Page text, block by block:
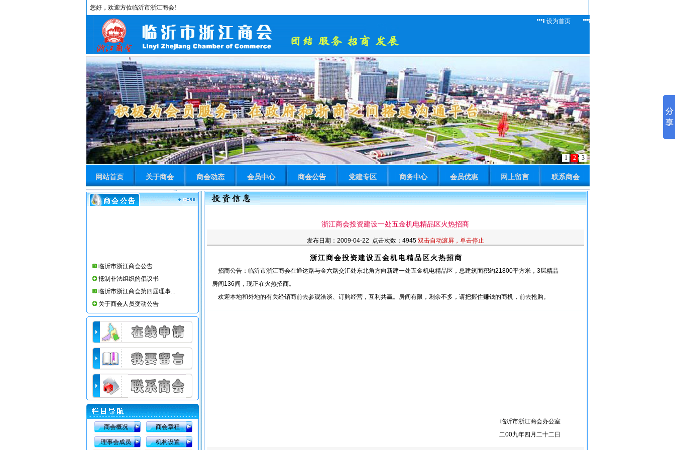
您好，欢迎方位临沂市浙江商会!
设为首页
网站首页 关于商会 商会动态 会员中心 商会公告 党建专区 商务中心 会员优惠 网上留言 联系商会
临沂市浙江商会公告
抵制非法组织的倡议书
临沂市浙江商会第四届理事...
关于商会人员变动公告
临沂市浙江商会第三届理事...
临沂市浙江商会简介
临沂仕合汽车租赁公司
临沂市浙江商会办公室搬迁公告
临沂市浙江商会会员部工作条例
临沂市浙江商会08年收费标准
商会概况 商会章程
理事会成员 机构设置
浙江商会投资建设一处五金机电精品区火热招商
发布日期：2009-04-22 点击次数：4945 双击自动滚屏，单击停止
浙江商会投资建设五金机电精品区火热招商
招商公告：临沂市浙江商会在通达路与金六路交汇处东北角方向新建一处五金机电精品区，总建筑面积约21800平方米，3层精品
房间136间，现正在火热招商。
欢迎本地和外地的有关经销商前去参观洽谈、订购经营，互利共赢。房间有限，剩余不多，请把握住赚钱的商机，前去抢购。
临沂市浙江商会办公室
二00九年四月二十二日